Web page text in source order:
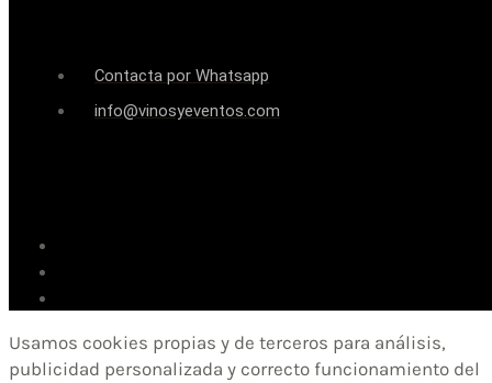
Contacta por Whatsapp
info@vinosyeventos.com
Usamos cookies propias y de terceros para análisis,
publicidad personalizada y correcto funcionamiento del